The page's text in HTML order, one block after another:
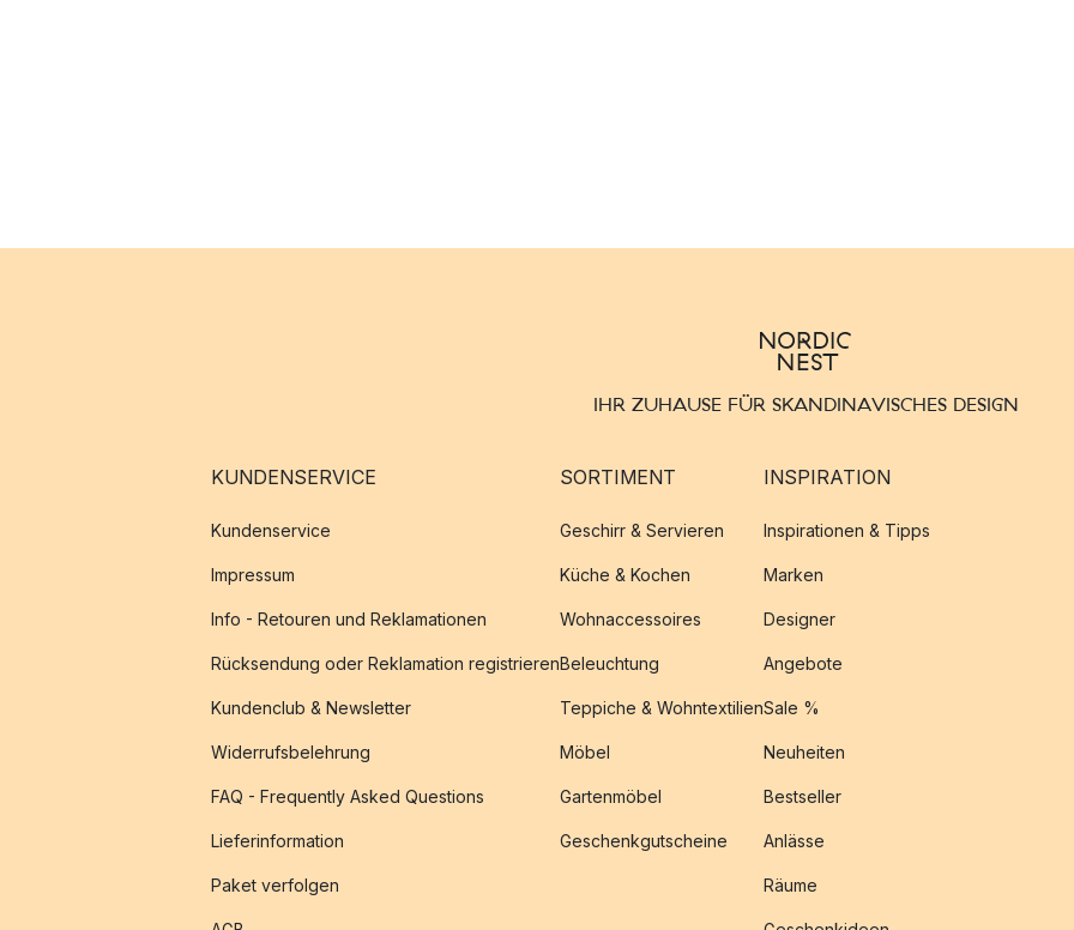
IHR ZUHAUSE FÜR SKANDINAVISCHES DESIGN
KUNDENSERVICE
Kundenservice
Impressum
Info - Retouren und Reklamationen
Rücksendung oder Reklamation registrieren
Kundenclub & Newsletter
Widerrufsbelehrung
FAQ - Frequently Asked Questions
Lieferinformation
Paket verfolgen
SORTIMENT
Geschirr & Servieren
Küche & Kochen
Wohnaccessoires
Beleuchtung
Teppiche & Wohntextilien
Möbel
Gartenmöbel
Geschenkgutscheine
INSPIRATION
Inspirationen & Tipps
Marken
Designer
Angebote
Sale %
Neuheiten
Bestseller
Anlässe
Räume